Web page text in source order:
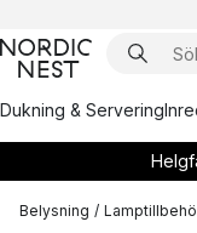
Dukning & Servering
Belysning /